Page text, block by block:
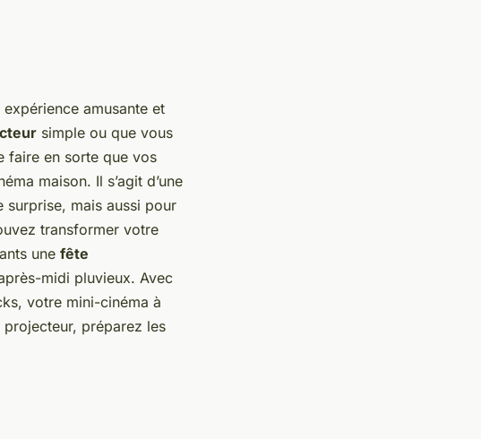
amusante et
simple ou que vous
faire en sorte que vos
maison. Il s’agit d’une
surprise, mais aussi pour
transformer votre
une fête
midi pluvieux. Avec
votre mini-cinéma à
préparez les